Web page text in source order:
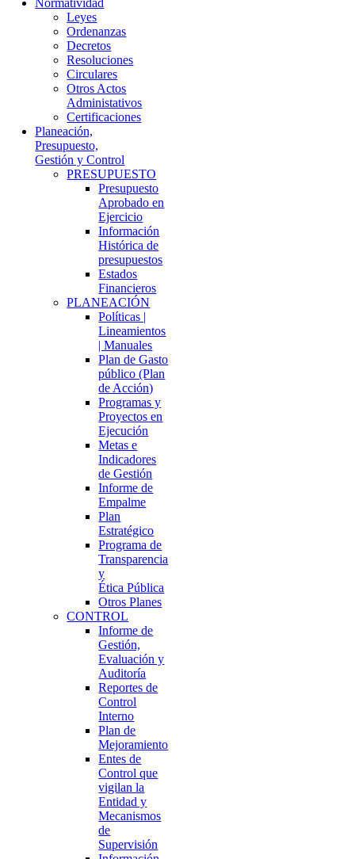
Normatividad
Leyes
Ordenanzas
Decretos
Resoluciones
Circulares
Otros Actos
Administativos
Certificaciones
Planeación,
Presupuesto,
Gestión y Control
PRESUPUESTO
Presupuesto
Aprobado en
Ejercicio
Información
Histórica de
presupuestos
Estados
Financieros
PLANEACIÓN
Políticas |
Lineamientos
| Manuales
Plan de Gasto
público (Plan
de Acción)
Programas y
Proyectos en
Ejecución
Metas e
Indicadores
de Gestión
Informe de
Empalme
Plan
Estratégico
Programa de
Transparencia
y
Ética Pública
Otros Planes
CONTROL
Informe de
Gestión,
Evaluación y
Auditoría
Reportes de
Control
Interno
Plan de
Mejoramiento
Entes de
Control que
vigilan la
Entidad y
Mecanismos
de
Supervisión